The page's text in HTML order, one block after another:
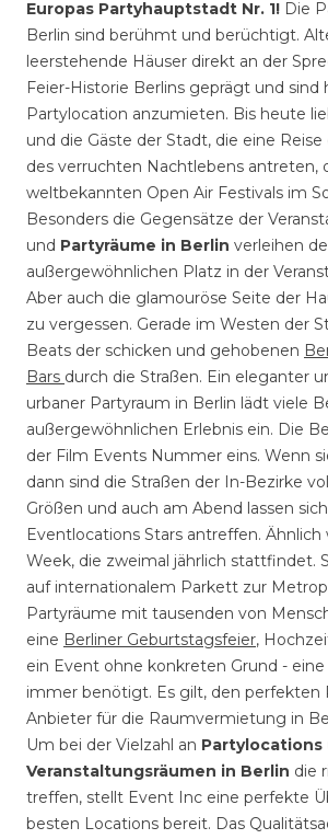
Europas Partyhauptstadt Nr. 1! Die
Berlin sind berühmt und berüchtigt.
leerstehende Häuser direkt an der
Feier-Historie Berlins geprägt und sind
Partylocation anzumieten. Bis heute
und die Gäste der Stadt, die eine
des verruchten Nachtlebens antreten,
weltbekannten Open Air Festivals im
Besonders die Gegensätze der
und Partyräume in Berlin verleihen
außergewöhnlichen Platz in der
Aber auch die glamouröse Seite der
zu vergessen. Gerade im Westen der
Beats der schicken und gehobenen
Bars durch die Straßen. Ein eleganter
urbaner Partyraum in Berlin lädt viele
außergewöhnlichen Erlebnis ein. Die
der Film Events Nummer eins. Wenn
dann sind die Straßen der In-Bezirke
Größen und auch am Abend lassen
Eventlocations Stars antreffen. Ähnlich
Week, die zweimal jährlich stattfindet.
auf internationalem Parkett zur
Partyräume mit tausenden von
eine Berliner Geburtstagsfeier,
ein Event ohne konkreten Grund -
immer benötigt. Es gilt, den perfekten
Anbieter für die Raumvermietung in
Um bei der Vielzahl an Partylocations
Veranstaltungsräumen in Berlin die
treffen, stellt Event Inc eine perfekte
besten Locations bereit. Das